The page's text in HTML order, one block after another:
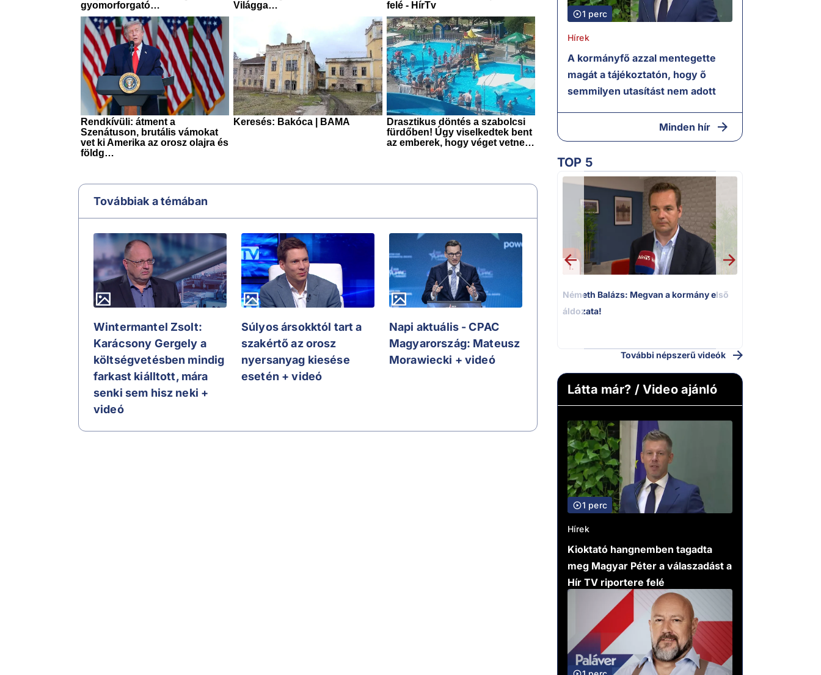
Továbbiak a témában
Wintermantel Zsolt:
Karácsony Gergely a
költségvetésben mindig
farkast kiálltott, mára
senki sem hisz neki +
videó
Súlyos ársokktól tart a
szakértő az orosz
nyersanyag kiesése
esetén + videó
Napi aktuális - CPAC
Magyarország: Mateusz
Morawiecki + videó
1 perc
Hírek
A kormányfő azzal mentegette
magát a tájékoztatón, hogy ő
semmilyen utasítást nem adott
Minden hír
TOP 5
1.
Németh Balázs: Megvan a kormány első
áldozata!
További népszerű videók
Látta már? / Video ajánló
1 perc
Hírek
Kioktató hangnemben tagadta
meg Magyar Péter a válaszadást a
Hír TV riportere felé